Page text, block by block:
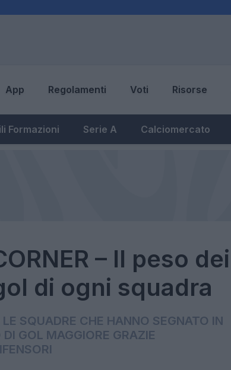
App Regolamenti Voti Risorse
Formazioni Serie A Calciomercato
– Il peso dei
di ogni squadra
SQUADRE CHE HANNO SEGNATO IN
GOL MAGGIORE GRAZIE